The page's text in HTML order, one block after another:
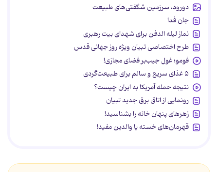
دورود، سرزمین شگفتی‌های طبیعت
جان فدا
نماز لیله الدفن برای شهدای بیت رهبری
طرح اختصاصی تبیان ویژه روز جهانی قدس
فومو؛ غول جیب‌بر فضای مجازی!
۵ غذای سریع و سالم برای طبیعت‌گردی
نتیجه حمله آمریکا به ایران چیست؟
رونمایی از اتاق برق جدید تبیان
زهرهای پنهان خانه را بشناسید!
قهرمان‌های خسته یا والدین مفید!